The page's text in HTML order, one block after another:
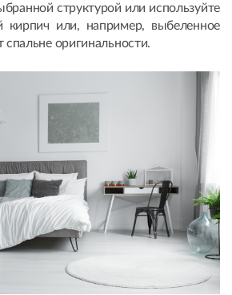
структурой или используйте
кирпич или, например, выбеленное
спальне оригинальности.